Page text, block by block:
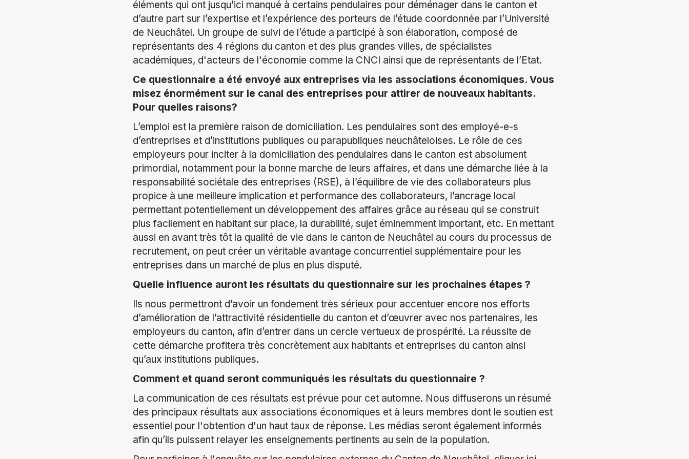
éléments qui ont jusqu’ici manqué à certains pendulaires pour déménager dans le canton et
d’autre part sur l’expertise et l’expérience des porteurs de l’étude coordonnée par l’Université
de Neuchâtel. Un groupe de suivi de l’étude a participé à son élaboration, composé de
représentants des 4 régions du canton et des plus grandes villes, de spécialistes
académiques, d'acteurs de l'économie comme la CNCI ainsi que de représentants de l’Etat.
Ce questionnaire a été envoyé aux entreprises via les associations économiques. Vous
misez énormément sur le canal des entreprises pour attirer de nouveaux habitants.
Pour quelles raisons?
L’emploi est la première raison de domiciliation. Les pendulaires sont des employé-e-s
d’entreprises et d’institutions publiques ou parapubliques neuchâteloises. Le rôle de ces
employeurs pour inciter à la domiciliation des pendulaires dans le canton est absolument
primordial, notamment pour la bonne marche de leurs affaires, et dans une démarche liée à la
responsabilité sociétale des entreprises (RSE), à l’équilibre de vie des collaborateurs plus
propice à une meilleure implication et performance des collaborateurs, l’ancrage local
permettant potentiellement un développement des affaires grâce au réseau qui se construit
plus facilement en habitant sur place, la durabilité, sujet éminemment important, etc. En mettant
aussi en avant très tôt la qualité de vie dans le canton de Neuchâtel au cours du processus de
recrutement, on peut créer un véritable avantage concurrentiel supplémentaire pour les
entreprises dans un marché de plus en plus disputé.
Quelle influence auront les résultats du questionnaire sur les prochaines étapes ?
Ils nous permettront d’avoir un fondement très sérieux pour accentuer encore nos efforts
d’amélioration de l’attractivité résidentielle du canton et d’œuvrer avec nos partenaires, les
employeurs du canton, afin d’entrer dans un cercle vertueux de prospérité. La réussite de
cette démarche profitera très concrètement aux habitants et entreprises du canton ainsi
qu’aux institutions publiques.
Comment et quand seront communiqués les résultats du questionnaire ?
La communication de ces résultats est prévue pour cet automne. Nous diffuserons un résumé
des principaux résultats aux associations économiques et à leurs membres dont le soutien est
essentiel pour l'obtention d'un haut taux de réponse. Les médias seront également informés
afin qu’ils puissent relayer les enseignements pertinents au sein de la population.